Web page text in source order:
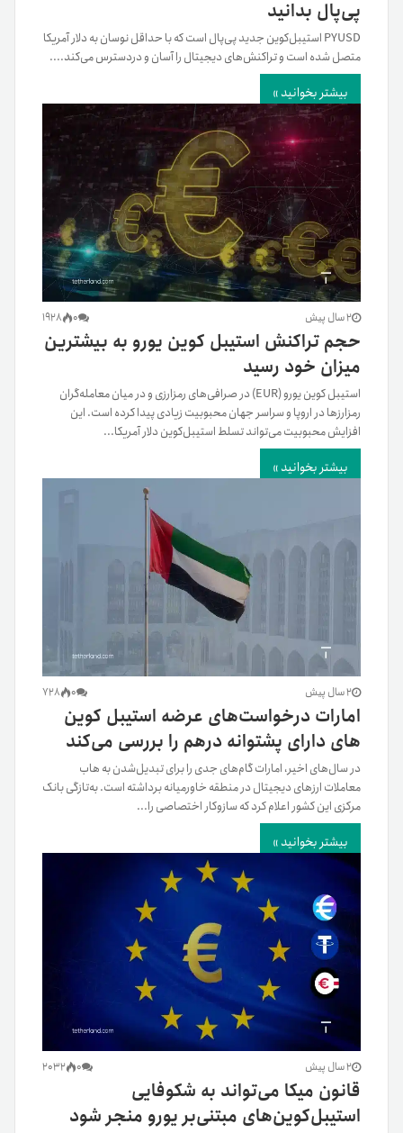
پی‌پال بدانید
PYUSD استیبل‌کوین جدید پی‌پال است که با حداقل نوسان به دلار آمریکا
متصل شده است و تراکنش‌های دیجیتال را آسان و در‌دسترس می‌کند....
بیشتر بخوانید »
2 سال پیش 0
1928
حجم تراکنش استیبل کوین یورو به بیشترین
میزان خود رسید
استیبل کوین یورو (EUR) در صرافی‌های رمزارزی و در میان معامله‌گران
رمزارزها در اروپا و سراسر جهان محبوبیت زیادی پیدا کرده است. این
افزایش محبوبیت می‌تواند تسلط استیبل‌کوین دلار آمریکا...
بیشتر بخوانید »
2 سال پیش 0
728
امارات درخواست‌های عرضه استیبل کوین
های دارای پشتوانه درهم را بررسی می‌کند
در سال‌های اخیر، امارات گام‌های جدی را برای تبدیل‌شدن به هاب
معاملات ارزهای دیجیتال در منطقه خاورمیانه برداشته است. به‌تازگی بانک
مرکزی این کشور اعلام کرد که سازوکار اختصاصی را...
بیشتر بخوانید »
2 سال پیش 0
2032
قانون میکا می‌تواند به شکوفایی
استیبل‌کوین‌های مبتنی‌بر یورو منجر شود